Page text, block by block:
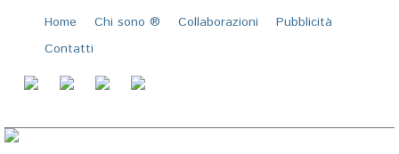
Home Chi sono ®️ Collaborazioni
Pubblicità
Contatti